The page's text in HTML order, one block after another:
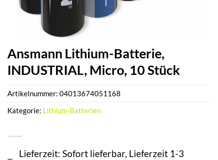
Ansmann Lithium-Batterie,
INDUSTRIAL, Micro, 10 Stück
Lieferzeit: Sofort lieferbar, Lieferzeit 1-3
Artikelnummer: 04013674051168
Kategorie: Lithium-Batterien